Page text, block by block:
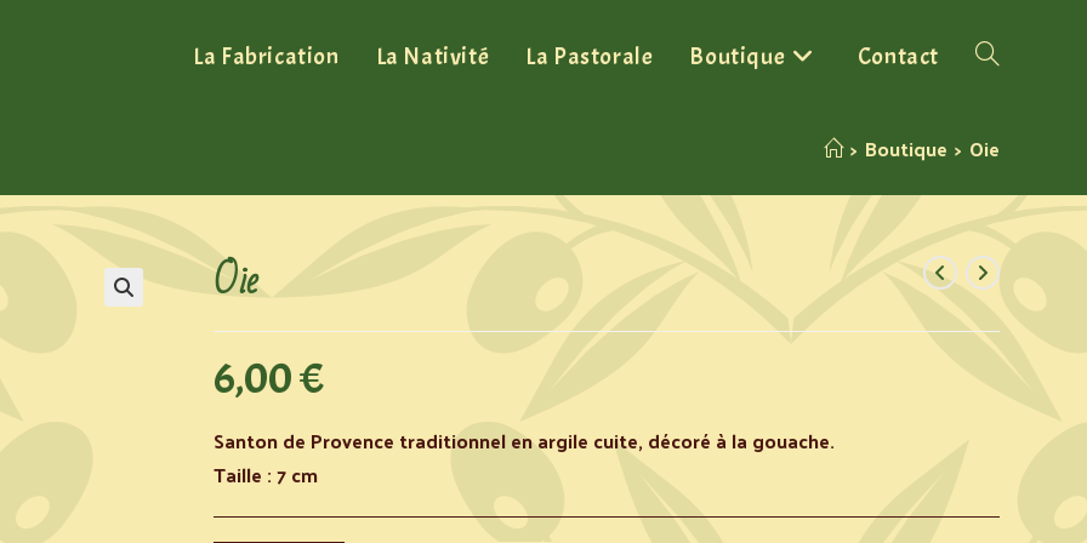
La Fabrication La Nativité La Pastorale Boutique Contact
> Boutique > Oie
Oie
6,00€
Santon de Provence traditionnel en argile cuite, décoré à la gouache.
Taille : 7 cm